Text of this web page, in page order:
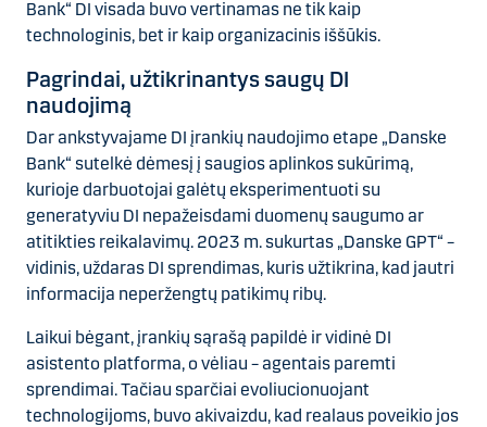
Bank“ DI visada buvo vertinamas ne tik kaip
technologinis, bet ir kaip organizacinis iššūkis.
Pagrindai, užtikrinantys saugų DI
naudojimą
Dar ankstyvajame DI įrankių naudojimo etape „Danske
Bank“ sutelkė dėmesį į saugios aplinkos sukūrimą,
kurioje darbuotojai galėtų eksperimentuoti su
generatyviu DI nepažeisdami duomenų saugumo ar
atitikties reikalavimų. 2023 m. sukurtas „Danske GPT“ –
vidinis, uždaras DI sprendimas, kuris užtikrina, kad jautri
informacija neperžengtų patikimų ribų.
Laikui bėgant, įrankių sąrašą papildė ir vidinė DI
asistento platforma, o vėliau – agentais paremti
sprendimai. Tačiau sparčiai evoliucionuojant
technologijoms, buvo akivaizdu, kad realaus poveikio jos